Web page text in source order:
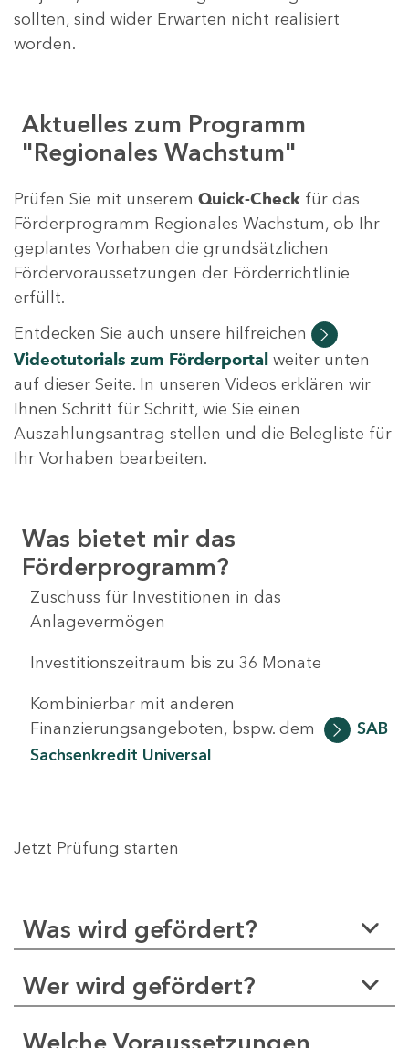
sollten, sind wider Erwarten nicht realisiert
worden.
Aktuelles zum Programm
"Regionales Wachstum"
Prüfen Sie mit unserem Quick-Check für das
Förderprogramm Regionales Wachstum, ob Ihr
geplantes Vorhaben die grundsätzlichen
Fördervoraussetzungen der Förderrichtlinie
erfüllt.
Entdecken Sie auch unsere hilfreichen
Videotutorials zum Förderportal weiter unten
auf dieser Seite. In unseren Videos erklären wir
Ihnen Schritt für Schritt, wie Sie einen
Auszahlungsantrag stellen und die Belegliste für
Ihr Vorhaben bearbeiten.
Was bietet mir das
Förderprogramm?
Zuschuss für Investitionen in das
Anlagevermögen
Investitionszeitraum bis zu 36 Monate
Kombinierbar mit anderen
Finanzierungsangeboten, bspw. dem
SAB
Sachsenkredit Universal
Jetzt Prüfung starten
Was wird gefördert?
Wer wird gefördert?
Welche Voraussetzungen